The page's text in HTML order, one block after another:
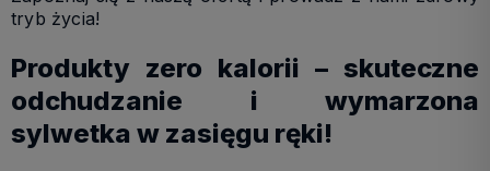
tryb życia!
Produkty zero kalorii – skuteczne
odchudzanie i wymarzona
sylwetka w zasięgu ręki!